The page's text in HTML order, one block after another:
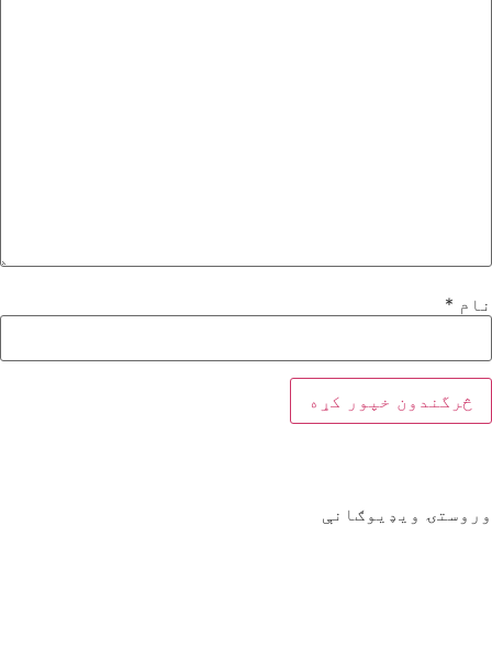
نام *
وروستۍ ویډیوګانې